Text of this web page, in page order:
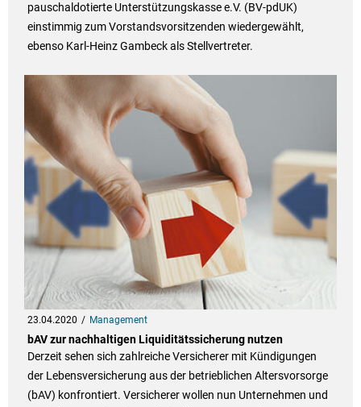
pauschaldotierte Unterstützungskasse e.V. (BV-pdUK)
einstimmig zum Vorstandsvorsitzenden wiedergewählt,
ebenso Karl-Heinz Gambeck als Stellvertreter.
23.04.2020 Management
bAV zur nachhaltigen Liquiditätssicherung nutzen
Derzeit sehen sich zahlreiche Versicherer mit Kündigungen
der Lebensversicherung aus der betrieblichen Altersvorsorge
(bAV) konfrontiert. Versicherer wollen nun Unternehmen und